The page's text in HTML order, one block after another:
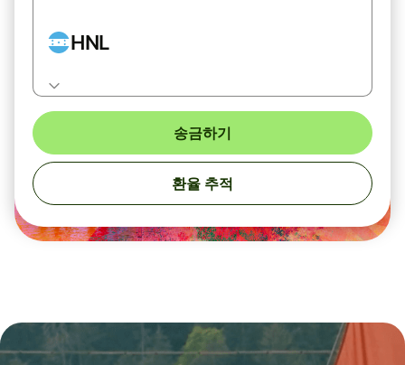
HNL
송금하기
환율 추적